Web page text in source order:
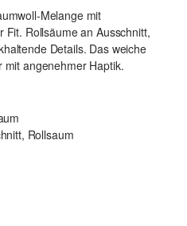
Melange mit
Fit. Rollsäume an Ausschnitt,
Details. Das weiche
mit angenehmer Haptik.
Rollsaum